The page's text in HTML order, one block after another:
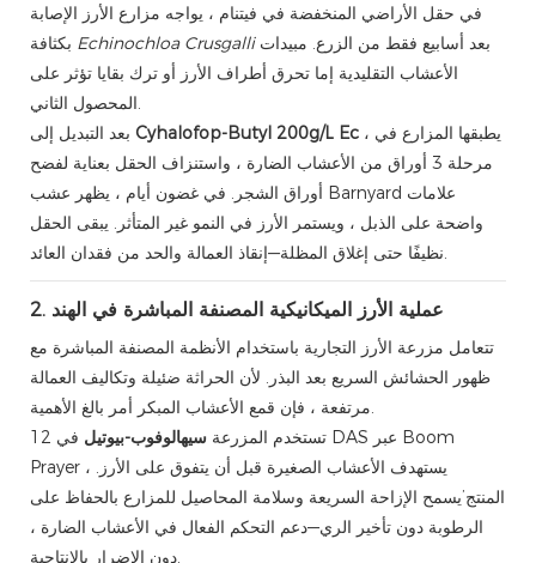
في حقل الأراضي المنخفضة في فيتنام ، يواجه مزارع الأرز الإصابة
Echinochloa Crusgalli بعد أسابيع فقط من الزرع. مبيدات
الأعشاب التقليدية إما تحرق أطراف الأرز أو ترك بقايا تؤثر على
المحصول الثاني.
Cyhalofop-Butyl 200g/L Ec ، يطبقها المزارع في
مرحلة 3 أوراق من الأعشاب الضارة ، واستنزاف الحقل بعناية لفضح
أوراق الشجر. في غضون أيام ، يظهر عشب Barnyard علامات
واضحة على الذبل ، ويستمر الأرز في النمو غير المتأثر. يبقى الحقل
نظيفًا حتى إغلاق المظلة—إنقاذ العمالة والحد من فقدان العائد.
2. عملية الأرز الميكانيكية المصنفة المباشرة في الهند
تتعامل مزرعة الأرز التجارية باستخدام الأنظمة المصنفة المباشرة مع
ظهور الحشائش السريع بعد البذر. لأن الحراثة ضئيلة وتكاليف العمالة
مرتفعة ، فإن قمع الأعشاب المبكر أمر بالغ الأهمية.
تستخدم المزرعة سيهالوفوب-بيوتيل
في 12 DAS عبر Boom
Prayer ، يستهدف الأعشاب الصغيرة قبل أن يتفوق على الأرز.
المنتج’يسمح الإزاحة السريعة وسلامة المحاصيل للمزارع بالحفاظ على
الرطوبة دون تأخير الري—دعم التحكم الفعال في الأعشاب الضارة ،
دون الإضرار بالإنتاجية.